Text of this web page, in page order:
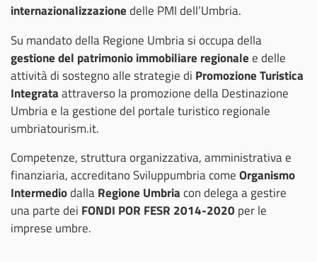
internazionalizzazionedelle PMI dell’Umbria.
Su mandato della Regione Umbria si occupa della
gestione del patrimonio immobiliare regionalee delle
attività di sostegno alle strategie di Promozione Turistica
Integrataattraverso la promozione della Destinazione
Umbria e la gestione del portale turistico regionale
umbriatourism.it.
Competenze, struttura organizzativa, amministrativa e
finanziaria, accreditano Sviluppumbria comeOrganismo
IntermediodallaRegione Umbriacon delega a gestire
una parte dei FONDI POR FESR 2014-2020 per le
imprese umbre.